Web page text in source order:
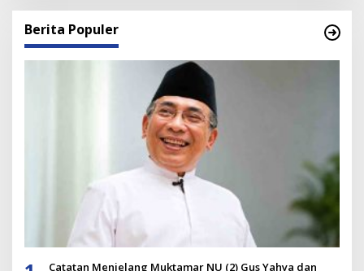
Berita Populer
Catatan Menjelang Muktamar NU (2) Gus Yahya dan